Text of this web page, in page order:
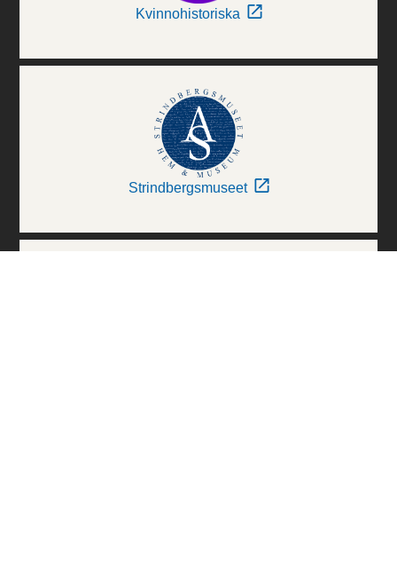
Kvinnohistoriska
Strindbergsmuseet